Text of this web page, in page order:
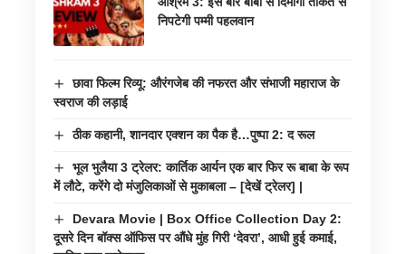
निपटेगी पम्मी पहलवान
छावा फिल्म रिव्यू: औरंगजेब की नफरत और संभाजी महाराज के
स्वराज की लड़ाई
ठीक कहानी, शानदार एक्शन का पैक है…पुष्पा 2: द रूल
भूल भुलैया 3 ट्रेलर: कार्तिक आर्यन एक बार फिर रू बाबा के रूप
में लौटे, करेंगे दो मंजुलिकाओं से मुकाबला – [देखें ट्रेलर] |
Devara Movie | Box Office Collection Day 2:
दूसरे दिन बॉक्स ऑफिस पर औंधे मुंह गिरी ‘देवरा’, आधी हुई कमाई,